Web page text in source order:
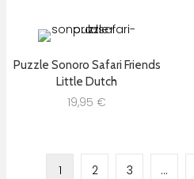
Puzzle Sonoro Safari Friends
Little Dutch
19,95 €
1 2 3 …